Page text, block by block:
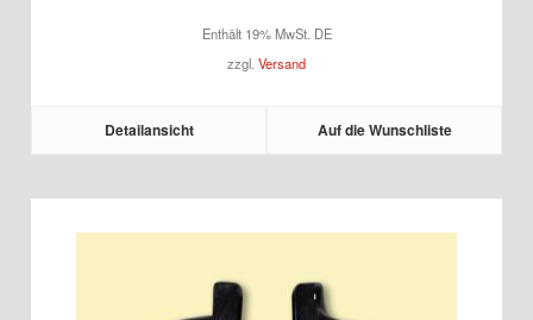
bis
116,62 €
Enthält 19% MwSt. DE
zzgl. Versand
Detailansicht Auf die Wunschliste